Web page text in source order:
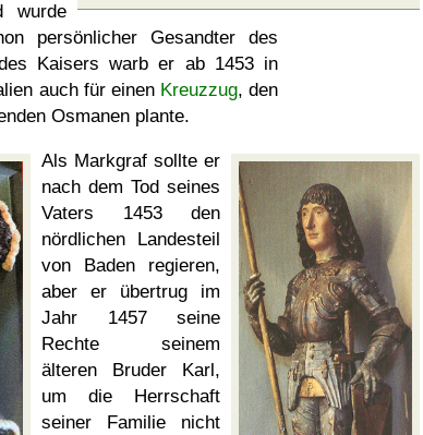
wurde
persönlicher Gesandter des
Kaisers warb er ab 1453 in
auch für einen Kreuzzug, den
Osmanen plante.
Als Markgraf sollte er
nach dem Tod seines
Vaters 1453 den
nördlichen Landesteil
von Baden regieren,
aber er übertrug im
Jahr 1457 seine
Rechte seinem
älteren Bruder Karl,
um die Herrschaft
seiner Familie nicht